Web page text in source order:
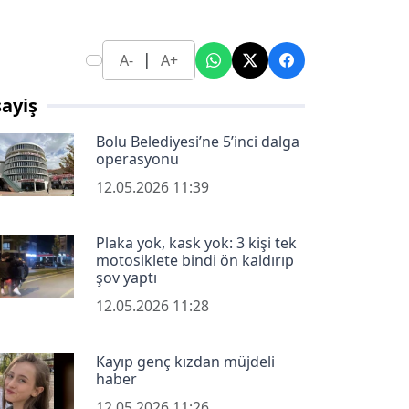
A- | A+
Bolu Belediyesi’ne 5’inci dalga
operasyonu
12.05.2026 11:39
Plaka yok, kask yok: 3 kişi tek
motosiklete bindi ön kaldırıp
şov yaptı
12.05.2026 11:28
Kayıp genç kızdan müjdeli
haber